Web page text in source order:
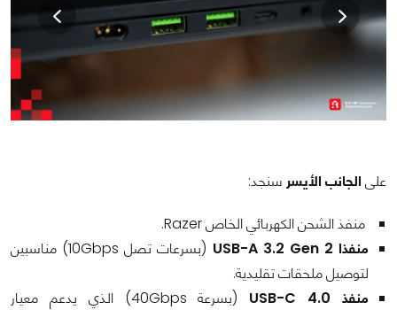
على الجانب الأيسر سنجد:
منفذ الشحن الكهربائي الخاص Razer.
منفذا USB-A 3.2 Gen 2
(بسرعات تصل 10Gbps) مناسبين
لتوصيل ملحقات تقليدية.
منفذ USB-C 4.0
(بسرعة 40Gbps) الذي يدعم معيار